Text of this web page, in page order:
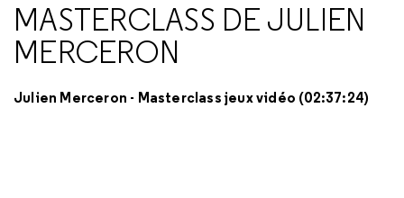
MASTERCLASS DE JULIEN
MERCERON
Julien Merceron - Masterclass jeux vidéo (02:37:24)